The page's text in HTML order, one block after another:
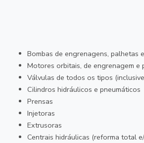
Bombas de engrenagens, palhetas
Motores orbitais, de engrenagem e
Válvulas de todos os tipos
Cilindros hidráulicos e pneumáticos
Prensas
Injetoras
Extrusoras
Centrais hidráulicas (reforma total